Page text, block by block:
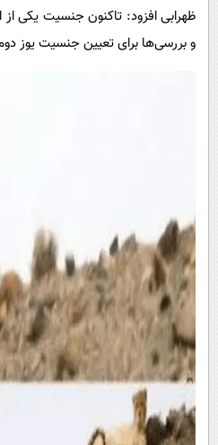
ظهرابی افزود: تاکنون جنسیت یکی
و بررسی‌ها برای تعیین جنسیت یوز